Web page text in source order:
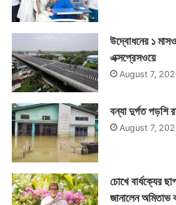
Tags Indian Army National
উদ্বোধনের ১
এক্সপ্রেসওয়ে
August 7,
বন্যা দুর্গত পড়শি
August 7,
চোখে বার্ধক্যের
জানালেন অমিতাভ